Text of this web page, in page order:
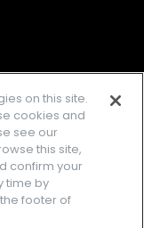
instagramtwitter
Settings
on this site.
cookies and
see our
this site,
confirm your
time by
footer of